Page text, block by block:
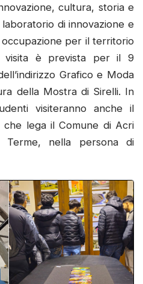
cultura, storia e
di innovazione e
per il territorio
visita è prevista per il 9
Grafico e Moda
della Mostra di Sirelli. In
visiteranno anche il
che lega il Comune di Acri
Terme, nella persona di